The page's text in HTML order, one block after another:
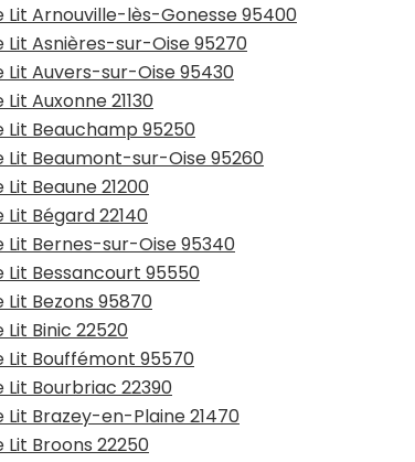
Arnouville-lès-Gonesse 95400
Asnières-sur-Oise 95270
Auvers-sur-Oise 95430
Auxonne 21130
Beauchamp 95250
Beaumont-sur-Oise 95260
Beaune 21200
Bégard 22140
Bernes-sur-Oise 95340
Bessancourt 95550
Bezons 95870
Binic 22520
Lit Bouffémont 95570
Bourbriac 22390
Brazey-en-Plaine 21470
Broons 22250